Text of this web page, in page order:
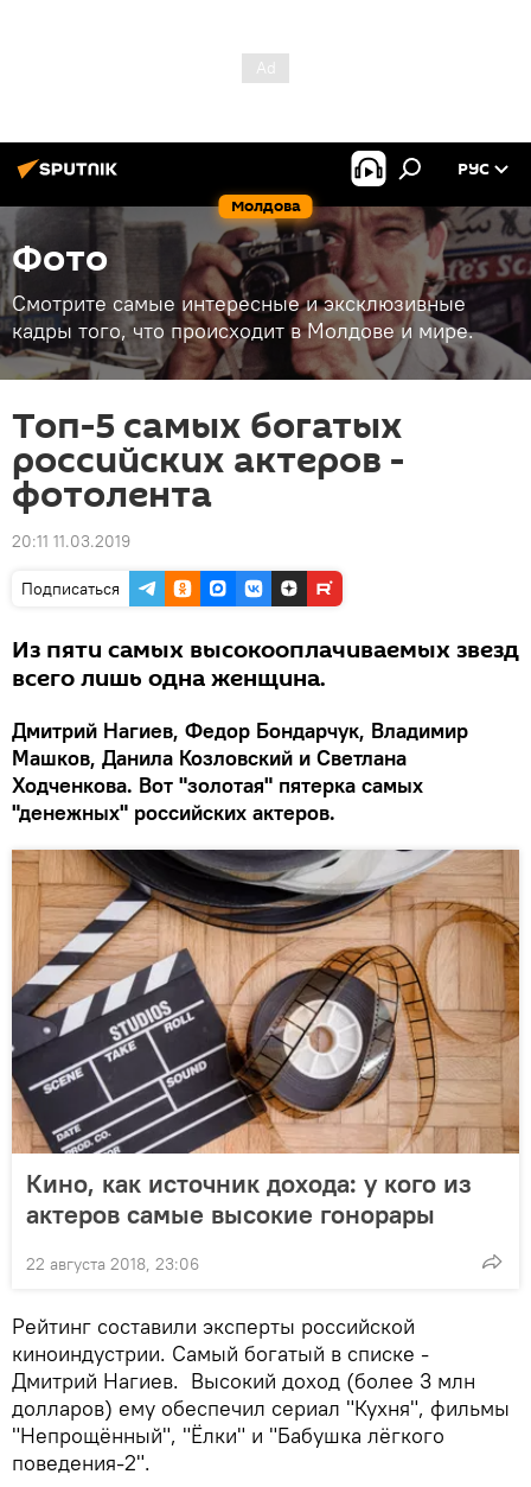
Молдова
РУС
Фото
Смотрите самые интересные и эксклюзивные
кадры того, что происходит в Молдове и мире.
Топ-5 самых богатых
российских актеров -
фотолента
20:11 11.03.2019
Подписаться
Из пяти самых высокооплачиваемых звезд
всего лишь одна женщина.
Дмитрий Нагиев, Федор Бондарчук, Владимир
Машков, Данила Козловский и Светлана
Ходченкова. Вот "золотая" пятерка самых
"денежных" российских актеров.
Кино, как источник дохода: у кого из
актеров самые высокие гонорары
22 августа 2018, 23:06
Рейтинг составили эксперты российской
киноиндустрии. Самый богатый в списке -
Дмитрий Нагиев. Высокий доход (более 3 млн
долларов) ему обеспечил сериал "Кухня", фильмы
"Непрощённый", "Ёлки" и "Бабушка лёгкого
поведения-2".